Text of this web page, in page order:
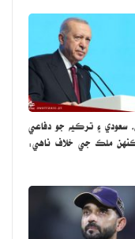
سعودي ۽ ترڪيه جو دفاعي
ملڪ جي خلاف ناهي: